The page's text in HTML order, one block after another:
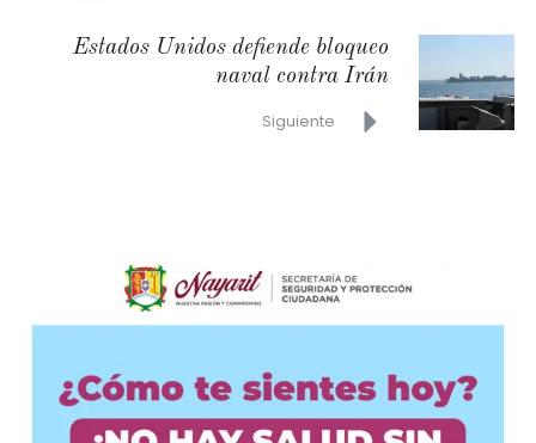
Estados Unidos defiende bloqueo
naval contra Irán
Siguiente